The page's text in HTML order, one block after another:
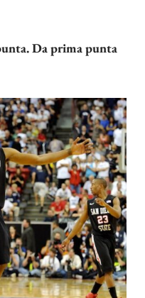
Da prima punta